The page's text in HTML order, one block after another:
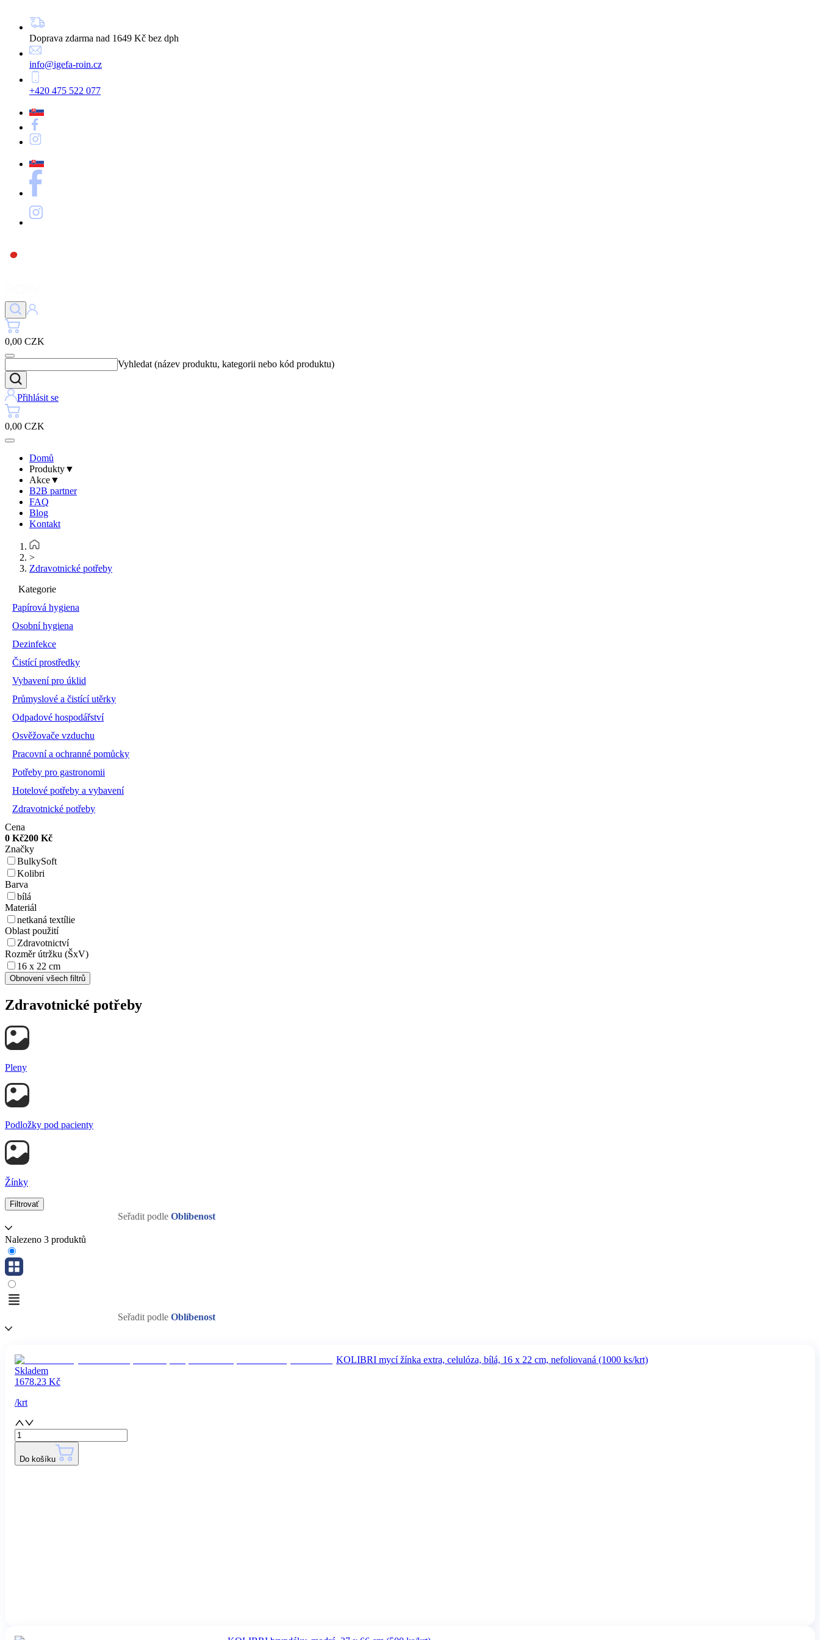
Doprava zdarma nad 1649 Kč bez dph
info@igefa-roin.cz
+420 475 522 077
0,00 CZK
Vyhledat (název produktu, kategorii nebo kód produktu)
Přihlásit se
0,00 CZK
Domů
Produkty▼
Akce▼
B2B partner
FAQ
Blog
Kontakt
>
Zdravotnické potřeby
Kategorie
Papírová hygiena
Osobní hygiena
Dezinfekce
Čistící prostředky
Vybavení pro úklid
Průmyslové a čistící utěrky
Odpadové hospodářství
Osvěžovače vzduchu
Pracovní a ochranné pomůcky
Potřeby pro gastronomii
Hotelové potřeby a vybavení
Zdravotnické potřeby
Cena
0 Kč200 Kč
Značky
BulkySoft
Kolibri
Barva
bílá
Materiál
netkaná textílie
Oblast použití
Zdravotnictví
Rozměr útržku (ŠxV)
16 x 22 cm
Obnovení všech filtrů
Zdravotnické potřeby
Pleny
Podložky pod pacienty
Žínky
Filtrovať
Seřadit podle Oblíbenost
Nalezeno 3 produktů
Seřadit podle Oblíbenost
KOLIBRI mycí žínka extra, celulóza, bílá, 16 x 22 cm, nefoliovaná (1000 ks/krt)
Skladem
1678.23 Kč
/krt
Do košíku